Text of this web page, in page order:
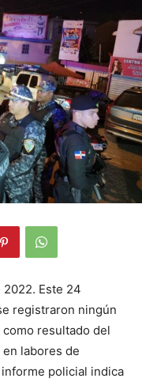
Este 24
registraron ningún
resultado del
labores de
policial indica